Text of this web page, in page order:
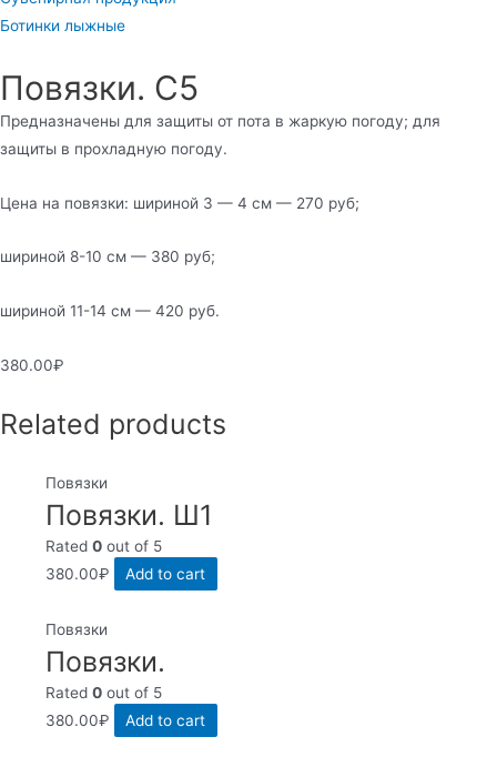
Ботинки лыжные
Повязки. С5
Предназначены для защиты от пота в жаркую погоду; для
защиты в прохладную погоду.
Цена на повязки: шириной 3 — 4 см — 270 руб;
шириной 8-10 см — 380 руб;
шириной 11-14 см — 420 руб.
380.00₽
Related products
Повязки
Повязки. Ш1
Rated0 out of 5
380.00₽ Add to cart
Повязки
Повязки.
Rated0 out of 5
380.00₽ Add to cart